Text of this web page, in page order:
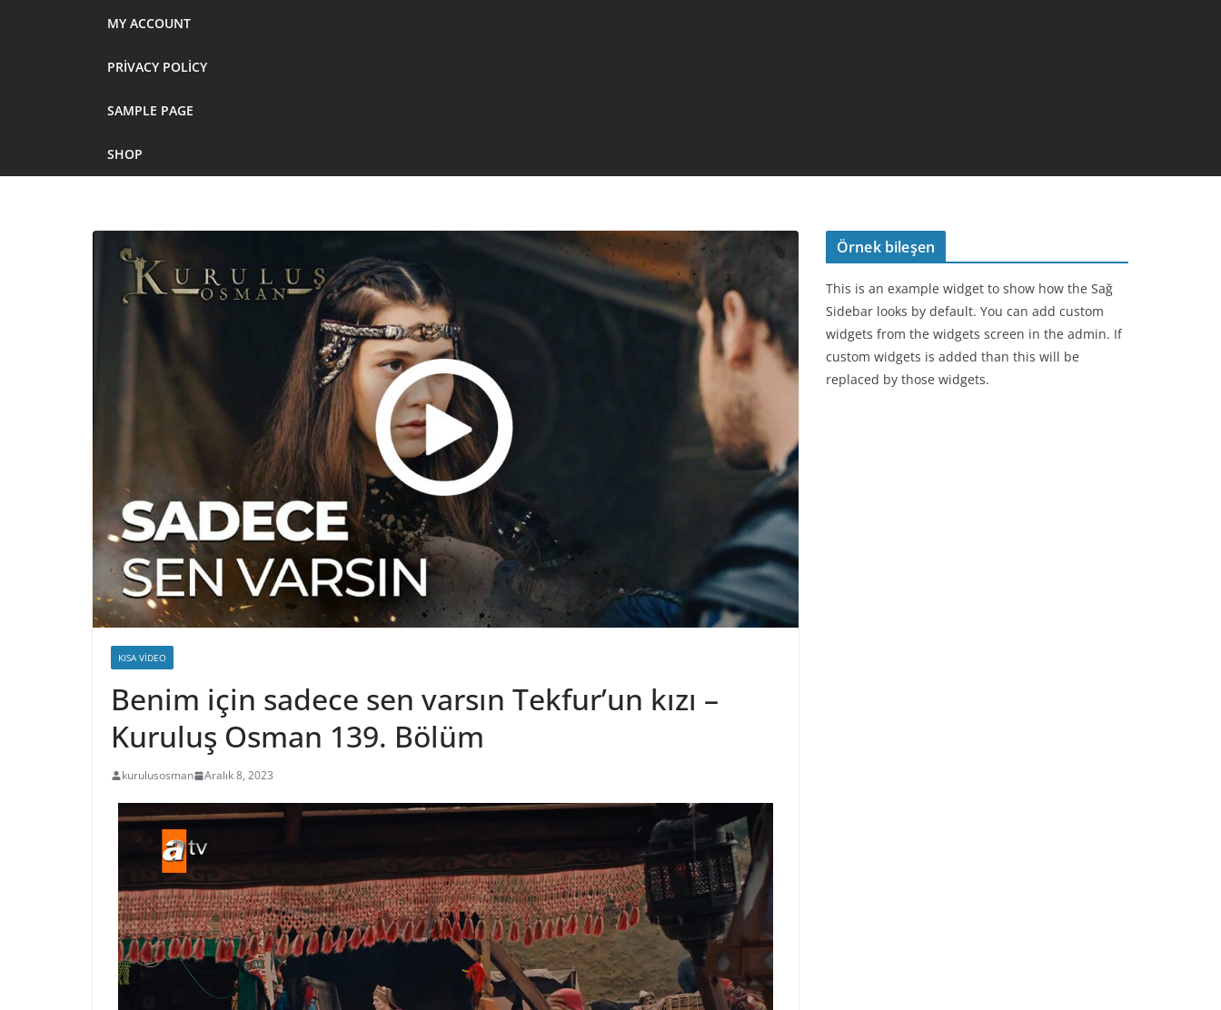
MY ACCOUNT
PRIVACY POLICY
SAMPLE PAGE
SHOP
KISA VIDEO
Benim için sadece sen varsın Tekfur’un kızı –
Kuruluş Osman 139. Bölüm
kurulusosman Aralık 8, 2023
Örnek bileşen
This is an example widget to show how the Sağ
Sidebar looks by default. You can add custom
widgets from the widgets screen in the admin. If
custom widgets is added than this will be
replaced by those widgets.